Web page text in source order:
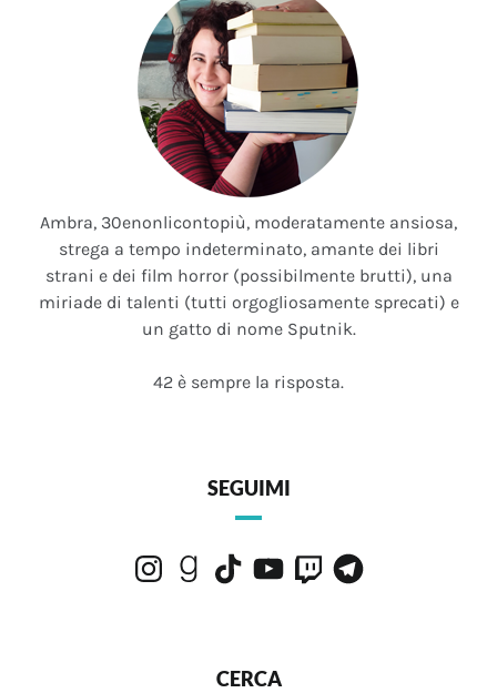
Ambra, 30enonlicontopiù, moderatamente ansiosa,
strega a tempo indeterminato, amante dei libri
strani e dei film horror (possibilmente brutti), una
miriade di talenti (tutti orgogliosamente sprecati) e
un gatto di nome Sputnik.
42 è sempre la risposta.
SEGUIMI
InstagramGoodreads
TikTokYouTubeTwitchTelegram
CERCA